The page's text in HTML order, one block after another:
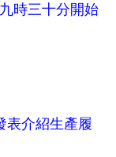
時三十分開始
表介紹生產履